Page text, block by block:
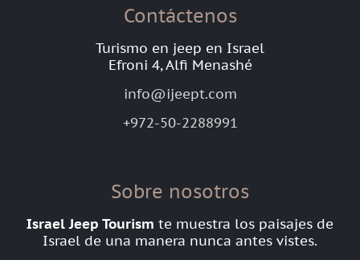
Contáctenos
Turismo en jeep en Israel
Efroni 4, Alfi Menashé
info@ijeept.com
+972-50-2288991
Sobre nosotros
Israel Jeep Tourism te muestra los paisajes de
Israel de una manera nunca antes vistes.